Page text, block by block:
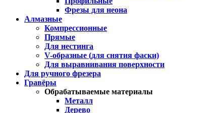
Фрезы для неона
Алмазные
Компрессионные
Прямые
Для нестинга
V-образные (для снятия фаски)
Для выравнивания поверхности
Для ручного фрезера
Гравёры
Обрабатываемые материалы
Металл
Дерево